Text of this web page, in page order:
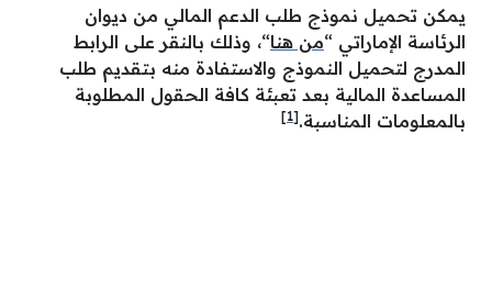
يمكن تحميل نموذج طلب الدعم المالي من ديوان
الرئاسة الإماراتي “من هنا“، وذلك بالنقر على الرابط
المدرج لتحميل النموذج والاستفادة منه بتقديم طلب
المساعدة المالية بعد تعبئة كافة الحقول المطلوبة
بالمعلومات المناسبة.[1]